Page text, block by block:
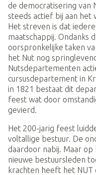
de democratisering van
steeds actief bij aan het
Het streven is dat
maatschappij. Ondanks
oorspronkelijke taken
het Nut nog
Nutsdepartementen
cursusdepartement in
in 1821 bestaat dit
feest wat door
gevierd.
Het 200-jarig feest
voltallige bestuur. De
daardoor nabij. Maar
nieuwe bestuursleden
krachten heeft het